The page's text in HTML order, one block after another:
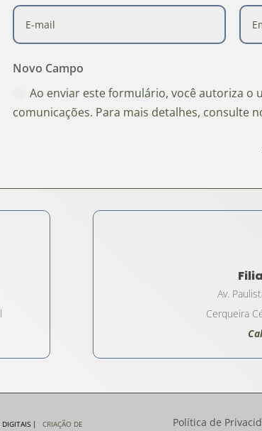
Novo Campo
Ao enviar este formulário, você autoriza o
comunicações. Para mais detalhes, consulte
Av.
Cerqueira
| CRIAÇÃO DE Política de